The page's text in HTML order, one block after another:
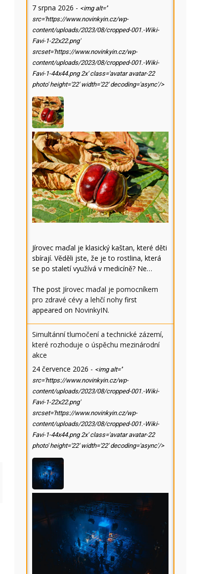
7 srpna 2026 - <img alt=''
src='https://www.novinkyin.cz/wp-
content/uploads/2023/08/cropped-001.-Wiki-
Favi-1-22x22.png'
srcset='https://www.novinkyin.cz/wp-
content/uploads/2023/08/cropped-001.-Wiki-
Favi-1-44x44.png 2x' class='avatar avatar-22
photo' height='22' width='22' decoding='async'/>
Jírovec maďal je klasický kaštan, které děti
sbírají. Věděli jste, že je to rostlina, která
se po staletí využívá v medicíně? Ne…
The post Jírovec maďal je pomocníkem
pro zdravé cévy a lehčí nohy first
appeared on NovinkyIN.
Simultánní tlumočení a technické zázemí,
které rozhoduje o úspěchu mezinárodní
akce
24 července 2026 - <img alt=''
src='https://www.novinkyin.cz/wp-
content/uploads/2023/08/cropped-001.-Wiki-
Favi-1-22x22.png'
srcset='https://www.novinkyin.cz/wp-
content/uploads/2023/08/cropped-001.-Wiki-
Favi-1-44x44.png 2x' class='avatar avatar-22
photo' height='22' width='22' decoding='async'/>